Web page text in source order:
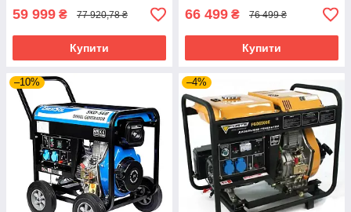
59 999 ₴ 77 920,78 ₴
Купити
66 499 ₴ 76 499 ₴
Купити
–10% –4%